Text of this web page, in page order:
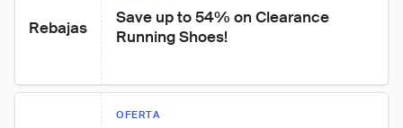
Rebajas
Save up to 54% on Clearance
Running Shoes!
OFERTA